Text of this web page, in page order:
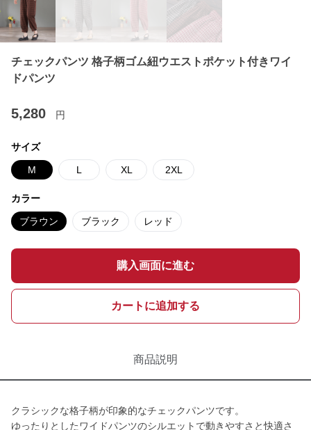
チェックパンツ 格子柄ゴム紐ウエストポケット付きワイ
ドパンツ
5,280 円
サイズ
M L XL 2XL
カラー
ブラウン ブラック レッド
購入画面に進む
カートに追加する
商品説明
クラシックな格子柄が印象的なチェックパンツです。
ゆったりとしたワイドパンツのシルエットで動きやすさと快適さ